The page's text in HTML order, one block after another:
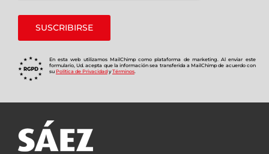
En esta web utilizamos MailChimp como plataforma de marketing. Al enviar este
formulario, Ud. acepta que la información sea transferida a MailChimp de acuerdo con
su Política de PrivacidadyTérminos.